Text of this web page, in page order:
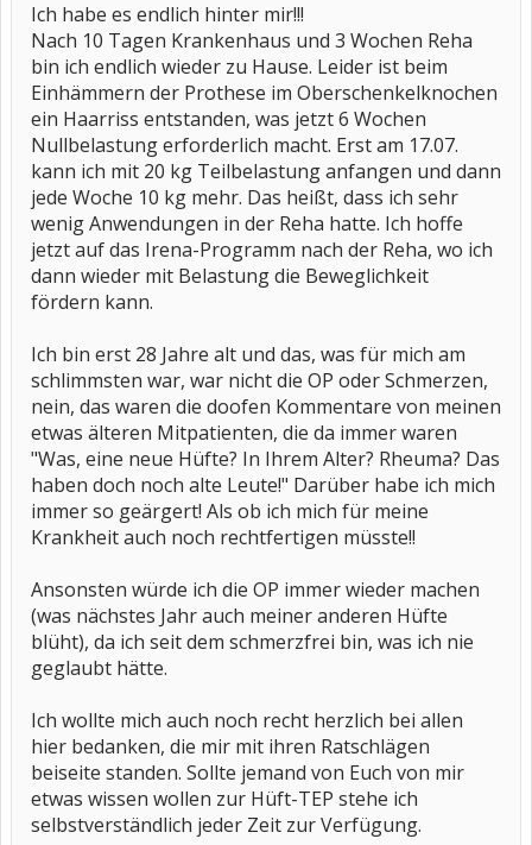
Ich habe es endlich hinter mir!!!
Nach 10 Tagen Krankenhaus und 3 Wochen Reha
bin ich endlich wieder zu Hause. Leider ist beim
Einhämmern der Prothese im Oberschenkelknochen
ein Haarriss entstanden, was jetzt 6 Wochen
Nullbelastung erforderlich macht. Erst am 17.07.
kann ich mit 20 kg Teilbelastung anfangen und dann
jede Woche 10 kg mehr. Das heißt, dass ich sehr
wenig Anwendungen in der Reha hatte. Ich hoffe
jetzt auf das Irena-Programm nach der Reha, wo ich
dann wieder mit Belastung die Beweglichkeit
fördern kann.
Ich bin erst 28 Jahre alt und das, was für mich am
schlimmsten war, war nicht die OP oder Schmerzen,
nein, das waren die doofen Kommentare von meinen
etwas älteren Mitpatienten, die da immer waren
"Was, eine neue Hüfte? In Ihrem Alter? Rheuma? Das
haben doch noch alte Leute!" Darüber habe ich mich
immer so geärgert! Als ob ich mich für meine
Krankheit auch noch rechtfertigen müsste!!
Ansonsten würde ich die OP immer wieder machen
(was nächstes Jahr auch meiner anderen Hüfte
blüht), da ich seit dem schmerzfrei bin, was ich nie
geglaubt hätte.
Ich wollte mich auch noch recht herzlich bei allen
hier bedanken, die mir mit ihren Ratschlägen
beiseite standen. Sollte jemand von Euch von mir
etwas wissen wollen zur Hüft-TEP stehe ich
selbstverständlich jeder Zeit zur Verfügung.